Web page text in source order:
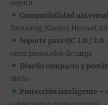
segura
Compatibilidad universal
Samsung, Xiaomi, Huawei,
Soporte para QC 3.0 / 2.0
otros protocolos de carga
Diseño compacto y
diario
Protección inteligente –